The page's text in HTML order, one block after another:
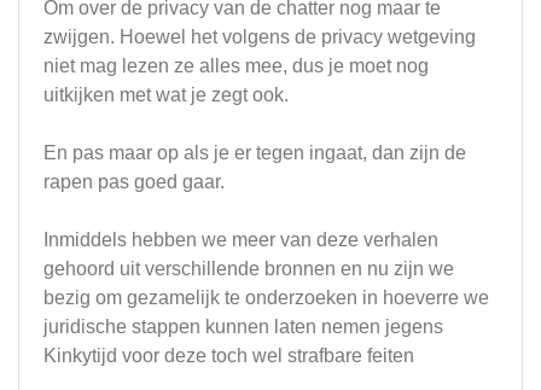
Om over de privacy van de chatter nog maar te
zwijgen. Hoewel het volgens de privacy wetgeving
niet mag lezen ze alles mee, dus je moet nog
uitkijken met wat je zegt ook.
En pas maar op als je er tegen ingaat, dan zijn de
rapen pas goed gaar.
Inmiddels hebben we meer van deze verhalen
gehoord uit verschillende bronnen en nu zijn we
bezig om gezamelijk te onderzoeken in hoeverre we
juridische stappen kunnen laten nemen jegens
Kinkytijd voor deze toch wel strafbare feiten